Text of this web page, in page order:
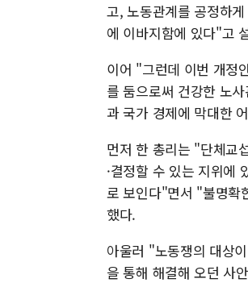
고, 노동관계를 공정하
에 이바지함에 있다"고
이어 "그런데 이번 개정
를 둠으로써 건강한 노
과 국가 경제에 막대한
먼저 한 총리는 "단체교
·결정할 수 있는 지위에
로 보인다"면서 "불명확
했다.
아울러 "노동쟁의 대상
을 통해 해결해 오던 사